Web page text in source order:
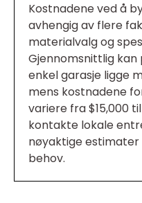
Kostnadene ved å
avhengig av flere
materialvalg og
Gjennomsnittlig
enkel garasje ligge
mens kostnadene
variere fra $15,000
kontakte lokale
nøyaktige
behov.